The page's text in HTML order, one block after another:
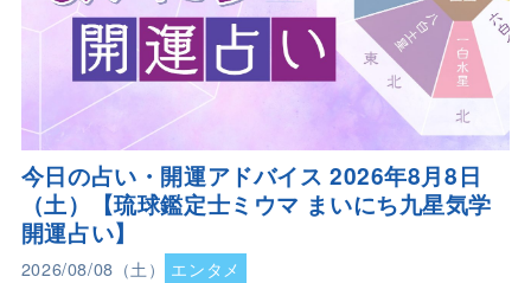
今日の占い・開運アドバイス 2026年8月8日
（土）【琉球鑑定士ミウマ まいにち九星気学
開運占い】
2026/08/08（土） エンタメ